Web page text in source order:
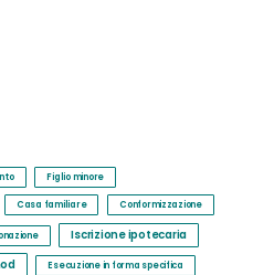
Figlio minore
Casa familiare Conformizzazione
Iscrizione ipotecaria
Esecuzione in forma specifica